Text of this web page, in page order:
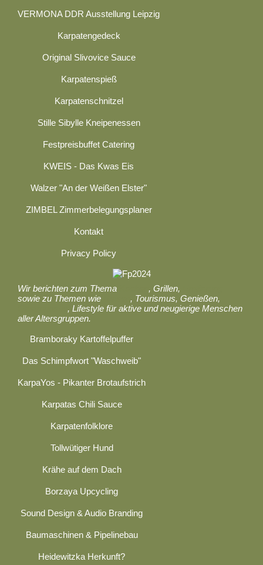
VERMONA DDR Ausstellung Leipzig
Karpatengedeck
Original Slivovice Sauce
Karpatenspieß
Karpatenschnitzel
Stille Sibylle Kneipenessen
Festpreisbuffet Catering
KWEIS - Das Kwas Eis
Walzer "An der Weißen Elster"
ZIMBEL Zimmerbelegungsplaner
Kontakt
Privacy Policy
Wir berichten zum Thema , Grillen,
sowie zu Themen wie
, Tourismus, Genießen,
, Lifestyle für aktive und neugierige Menschen
aller Altersgruppen.
Bramboraky Kartoffelpuffer
Das Schimpfwort "Waschweib"
KarpaYos - Pikanter Brotaufstrich
Karpatas Chili Sauce
Karpatenfolklore
Tollwütiger Hund
Krähe auf dem Dach
Borzaya Upcycling
Sound Design & Audio Branding
Baumaschinen & Pipelinebau
Heidewitzka Herkunft?